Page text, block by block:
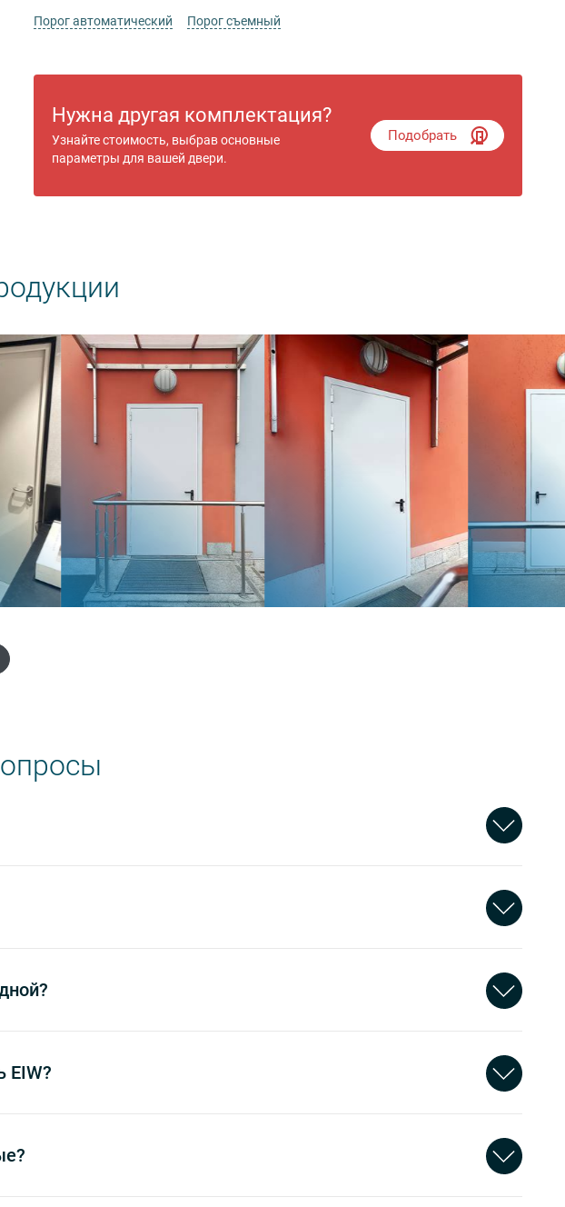
Порог автоматический Порог съемный
Нужна другая комплектация?
Узнайте стоимость, выбрав основные
параметры для вашей двери.
Подобрать
EIW?